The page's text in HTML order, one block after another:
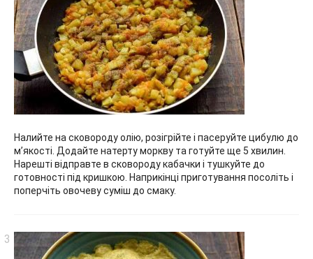
Налийте на сковороду олію, розігрійте і пасеруйте цибулю до
м’якості. Додайте натерту моркву та готуйте ще 5 хвилин.
Нарешті відправте в сковороду кабачки і тушкуйте до
готовності під кришкою. Наприкінці приготування посоліть і
поперчіть овочеву суміш до смаку.